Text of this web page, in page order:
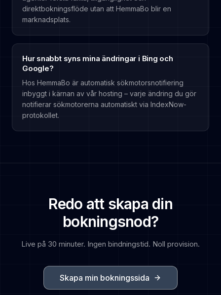
direktbokningsflöde utan att HemmaBo blir en
marknadsplats.
Hur snabbt syns mina ändringar i Bing och
Google?
Hos HemmaBo är automatisk sökmotorsnotifiering
inbyggt i kärnan av vår hosting – varje ändring du gör
notifierar sökmotorerna automatiskt via IndexNow-
protokollet.
Redo att skapa din
bokningsnod?
Live på 30 minuter. Ingen bindningstid. Noll provision.
Skapa min bokningssida